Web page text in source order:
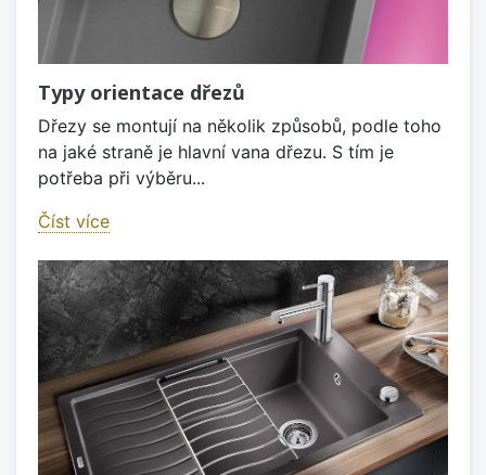
Typy orientace dřezů
Dřezy se montují na několik způsobů, podle toho
na jaké straně je hlavní vana dřezu. S tím je
potřeba při výběru...
Číst více